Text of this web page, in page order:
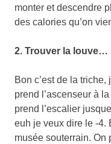
monter et descendre
des calories qu’on
2. Trouver la louve…
Bon c’est de la
prend l’ascenseur à
prend l’escalier
euh je veux dire le -4.
musée souterrain. On